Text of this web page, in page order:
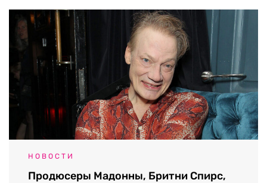
НОВОСТИ
Продюсеры Мадонны, Бритни Спирс,